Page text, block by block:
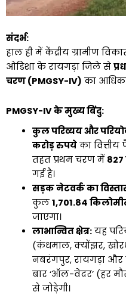
संदर्भ:
हाल ही में केंद्रीय ग्रामीण
ओडिशा के रायगड़ा जिले से
चरण (PMGSY-IV) का
PMGSY-IV के मुख्य बिंदु:
कुल परिव्यय और
करोड़ रुपयेका
तहत प्रथम चरण में
गई है।
सड़क नेटवर्क का
कुल 1,701.84
जाएगा।
लाभान्वित क्षेत्र:यह
(कंधमाल, क्योंझर,
नबरंगपुर, रायगड़ा
बार ‘ऑल-वेदर’ (हर
से जोड़ेगी।